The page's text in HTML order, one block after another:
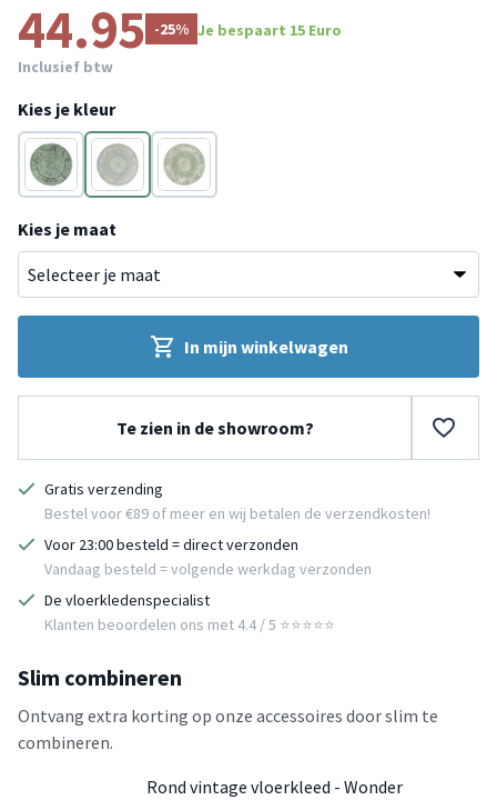
44.95 -25% Je bespaart 15 Euro
Inclusief btw
Kies je kleur
Zwart Groen
Groen
Kies je maat
In mijn winkelwagen
Te zien in de showroom?
Gratis verzending
Bestel voor €89 of meer en wij betalen de verzendkosten!
Voor 23:00 besteld = direct verzonden
Vandaag besteld = volgende werkdag verzonden
De vloerkledenspecialist
Klanten beoordelen ons met 4.4 / 5 ⭐⭐⭐⭐⭐
Slim combineren
Ontvang extra korting op onze accessoires door slim te
combineren.
Rond vintage vloerkleed - Wonder